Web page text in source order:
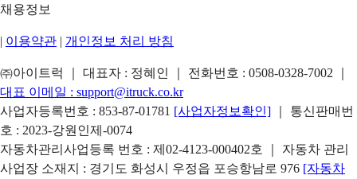
채용정보
| 이용약관 | 개인정보 처리 방침
㈜아이트럭 ｜ 대표자 : 정혜인 ｜ 전화번호 : 0508-0328-7002
대표 이메일 : support@itruck.co.kr
사업자등록번호 : 853-87-01781 [사업자정보확인]
｜ 통신판매번
호 : 2023-강원인제-0074
자동차관리사업등록 번호 : 제02-4123-000402호 ｜ 자동차 관리
사업장 소재지 : 경기도 화성시 우정읍 포승항남로 976 [자동차